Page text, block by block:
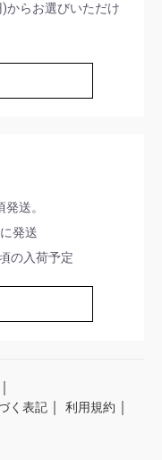
からお選びいただけ
送。
発送
の入荷予定
｜
く表記 ｜ 利用規約 ｜